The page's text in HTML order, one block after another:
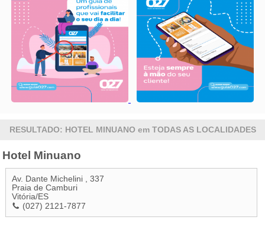
RESULTADO: HOTEL MINUANO em TODAS AS LOCALIDADES
Hotel Minuano
Av. Dante Michelini , 337
Praia de Camburi
Vitória/ES
(027) 2121-7877